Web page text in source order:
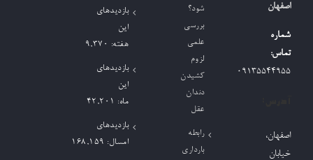
اصفهان
شماره
تماس:
09135544955
اصفهان،
خیابان
شود؟
بررسی
علمی
لزوم
کشیدن
دندان
عقل
رابطه
بارداری
بازدیدهای
این
هفته: 9,370
بازدیدهای
این
ماه: 42,201
بازدیدهای
امسال: 168,159